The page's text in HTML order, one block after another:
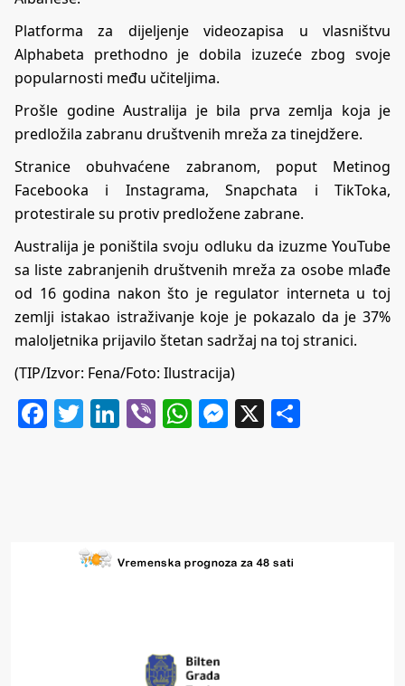
Platforma za dijeljenje videozapisa u vlasništvu
Alphabeta prethodno je dobila izuzeće zbog svoje
popularnosti među učiteljima.
Prošle godine Australija je bila prva zemlja koja je
predložila zabranu društvenih mreža za tinejdžere.
Stranice obuhvaćene zabranom, poput Metinog
Facebooka i Instagrama, Snapchata i TikToka,
protestirale su protiv predložene zabrane.
Australija je poništila svoju odluku da izuzme YouTube
sa liste zabranjenih društvenih mreža za osobe mlađe
od 16 godina nakon što je regulator interneta u toj
zemlji istakao istraživanje koje je pokazalo da je 37%
maloljetnika prijavilo štetan sadržaj na toj stranici.
(TIP/Izvor: Fena/Foto: Ilustracija)
Facebook
Twitter
LinkedIn
ViberWhatsApp
Messenger
X